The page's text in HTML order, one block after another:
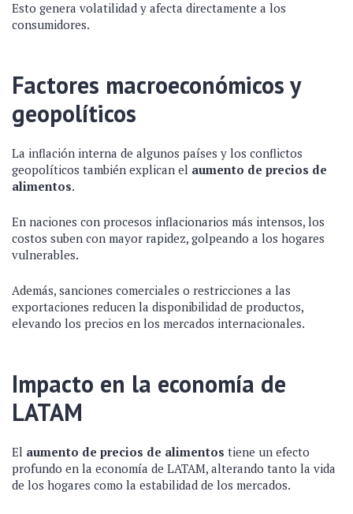
Esto genera volatilidad y afecta directamente a los
consumidores.
Factores macroeconómicos y
geopolíticos
La inflación interna de algunos países y los conflictos
geopolíticos también explican el aumento de precios de
alimentos.
En naciones con procesos inflacionarios más intensos, los
costos suben con mayor rapidez, golpeando a los hogares
vulnerables.
Además, sanciones comerciales o restricciones a las
exportaciones reducen la disponibilidad de productos,
elevando los precios en los mercados internacionales.
Impacto en la economía de
LATAM
El aumento de precios de alimentos tiene un efecto
profundo en la economía de LATAM, alterando tanto la vida
de los hogares como la estabilidad de los mercados.